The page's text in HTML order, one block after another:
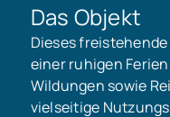
Das Objekt
Dieses
einer ruhigen
Wildungen sowie
vielseitige